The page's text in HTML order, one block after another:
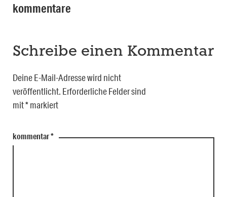
kommentare
Schreibe einen Kommentar
Deine E-Mail-Adresse wird nicht
veröffentlicht. Erforderliche Felder sind
mit*markiert
kommentar*